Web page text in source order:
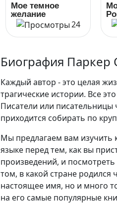
Мое темное
желание
24
Биография Паркер
Каждый автор - это целая
трагические истории. Все
Писатели или писательницы
приходится собирать по
Мы предлагаем вам изучить
языке перед тем, как вы
произведений, и
том, в какой стране родился
настоящее имя, но и много
на его самые популярные